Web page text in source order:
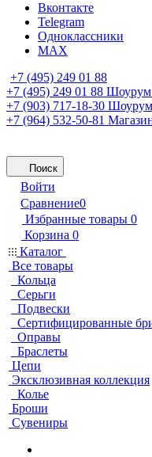
Вконтакте
Telegram
Одноклассники
MAX
+7 (495) 249 01 88
+7 (495) 249 01 88 Шоурум
+7 (903) 717-18-30
+7 (964) 532-50-81
Поиск
Войти
Сравнение0
Избранные товары 0
Корзина 0
Каталог
Все товары
Кольца
Серьги
Подвески
Сертифицированные
Оправы
Браслеты
Цепи
Эксклюзивная коллекция
Колье
Броши
Сувениры